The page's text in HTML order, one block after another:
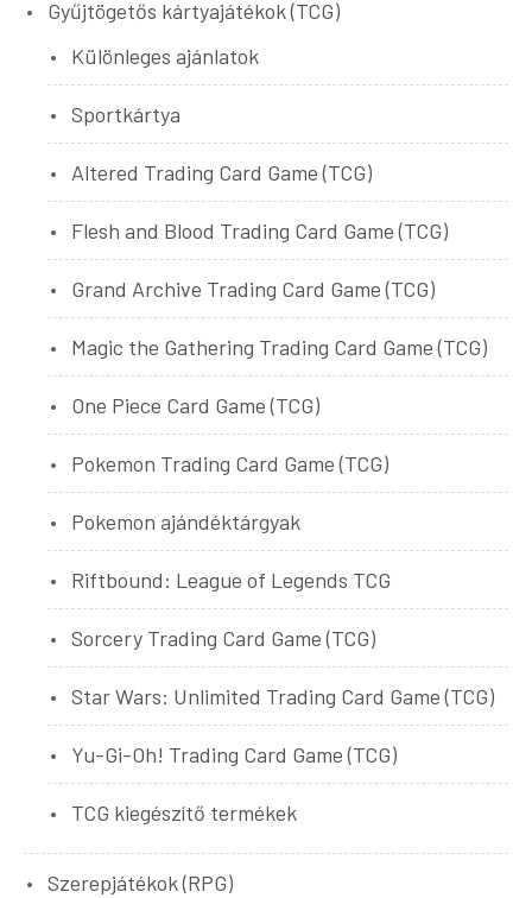
Gyűjtögetős kártyajátékok (TCG)
Különleges ajánlatok
Sportkártya
Altered Trading Card Game (TCG)
Flesh and Blood Trading Card Game (TCG)
Grand Archive Trading Card Game (TCG)
Magic the Gathering Trading Card Game (TCG)
One Piece Card Game (TCG)
Pokemon Trading Card Game (TCG)
Pokemon ajándéktárgyak
Riftbound: League of Legends TCG
Sorcery Trading Card Game (TCG)
Star Wars: Unlimited Trading Card Game (TCG)
Yu-Gi-Oh! Trading Card Game (TCG)
TCG kiegészítő termékek
Szerepjátékok (RPG)